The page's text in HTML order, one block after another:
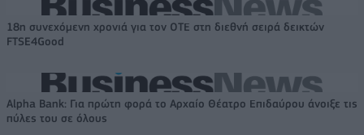
18η συνεχόμενη χρονιά για τον ΟΤΕ στη διεθνή σειρά δεικτών
FTSE4Good
Alpha Bank: Για πρώτη φορά το Αρχαίο Θέατρο Επιδαύρου άνοιξε τις
πύλες του σε όλους